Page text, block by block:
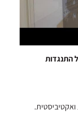
התנגדות